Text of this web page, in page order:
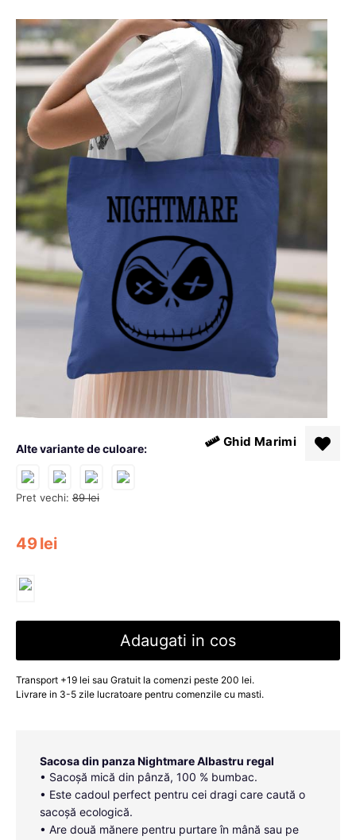
Pret vechi: 89 lei
49lei
Alte variante de culoare: Ghid Marimi
Adaugati in cos
Transport +19 lei sau Gratuit la comenzi peste 200 lei.
Livrare in 3-5 zile lucratoare pentru comenzile cu masti.
Sacosa din panza Nightmare Albastru regal
• Sacoșă mică din pânză, 100 % bumbac.
• Este cadoul perfect pentru cei dragi care caută o
sacoșă ecologică.
• Are două mănere pentru purtare în mână sau pe